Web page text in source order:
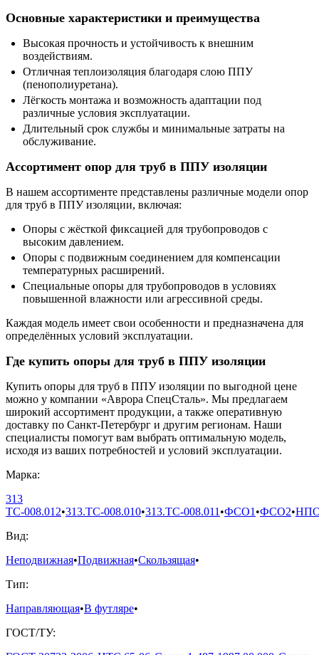
Основные характеристики и преимущества
Высокая прочность и устойчивость к внешним
воздействиям.
Отличная теплоизоляция благодаря слою ППУ
(пенополиуретана).
Лёгкость монтажа и возможность адаптации под
различные условия эксплуатации.
Длительный срок службы и минимальные затраты на
обслуживание.
Ассортимент опор для труб в ППУ изоляции
В нашем ассортименте представлены различные модели опор
для труб в ППУ изоляции, включая:
Опоры с жёсткой фиксацией для трубопроводов с
высоким давлением.
Опоры с подвижным соединением для компенсации
температурных расширений.
Специальные опоры для трубопроводов в условиях
повышенной влажности или агрессивной среды.
Каждая модель имеет свои особенности и предназначена для
определённых условий эксплуатации.
Где купить опоры для труб в ППУ изоляции
Купить опоры для труб в ППУ изоляции по выгодной цене
можно у компании «Аврора СпецСталь». Мы предлагаем
широкий ассортимент продукции, а также оперативную
доставку по Санкт-Петербург и другим регионам. Наши
специалисты помогут вам выбрать оптимальную модель,
исходя из ваших потребностей и условий эксплуатации.
Марка:
313
ТС-008.012•313.ТС-008.010•313.ТС-008.011•ФСО1•ФСО2•
Вид:
Неподвижная•Подвижная•Скользящая•
Тип:
Направляющая•В футляре•
ГОСТ/ТУ: